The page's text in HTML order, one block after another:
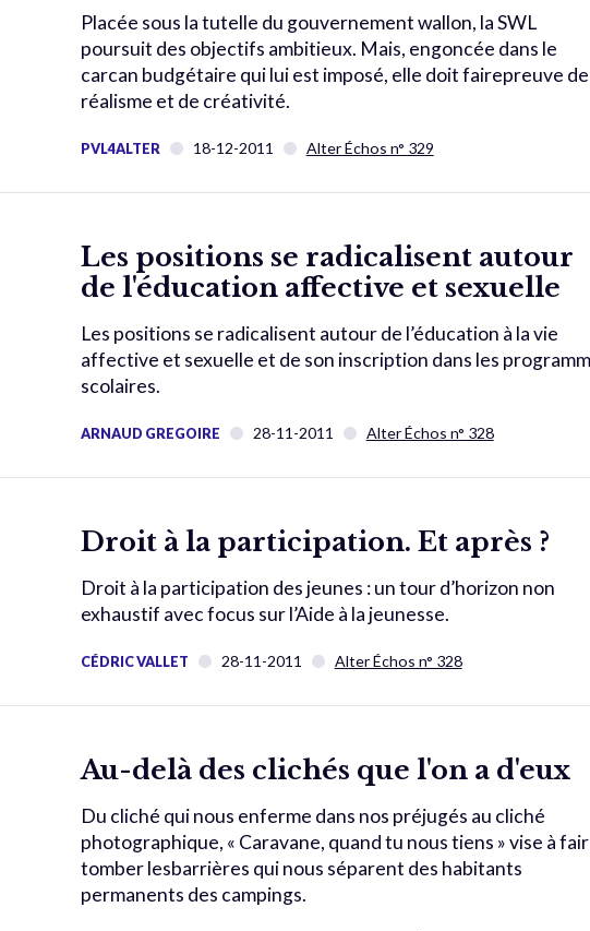
Placée sous la tutelle du gouvernement wallon, la SWL
poursuit des objectifs ambitieux. Mais, engoncée dans le
carcan budgétaire qui lui est imposé, elle doit fairepreuve de
réalisme et de créativité.
PVL4ALTER 18-12-2011 Alter Échos n° 329
Les positions se radicalisent autour
de l'éducation affective et sexuelle
Les positions se radicalisent autour de l’éducation à la vie
affective et sexuelle et de son inscription dans les
scolaires.
ARNAUD GREGOIRE 28-11-2011 Alter Échos n° 328
Droit à la participation. Et après ?
Droit à la participation des jeunes : un tour d’horizon non
exhaustif avec focus sur l’Aide à la jeunesse.
CÉDRIC VALLET 28-11-2011 Alter Échos n° 328
Au-delà des clichés que l'on a d'eux
Du cliché qui nous enferme dans nos préjugés au cliché
photographique, « Caravane, quand tu nous tiens » vise à
tomber lesbarrières qui nous séparent des habitants
permanents des campings.